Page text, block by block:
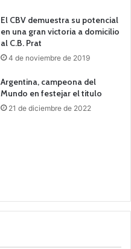
El CBV demuestra su potencial
en una gran victoria a domicilio
al C.B. Prat
4 de noviembre de 2019
Argentina, campeona del
Mundo en festejar el titulo
21 de diciembre de 2022